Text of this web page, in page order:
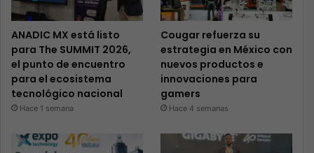
ANADIC MX está listo
para The SUMMIT 2026,
el punto de encuentro
para el ecosistema
tecnológico nacional
Hace 1 semana
Cougar refuerza su
estrategia en México con
nuevos productos e
innovaciones para
gamers
Hace 4 semanas